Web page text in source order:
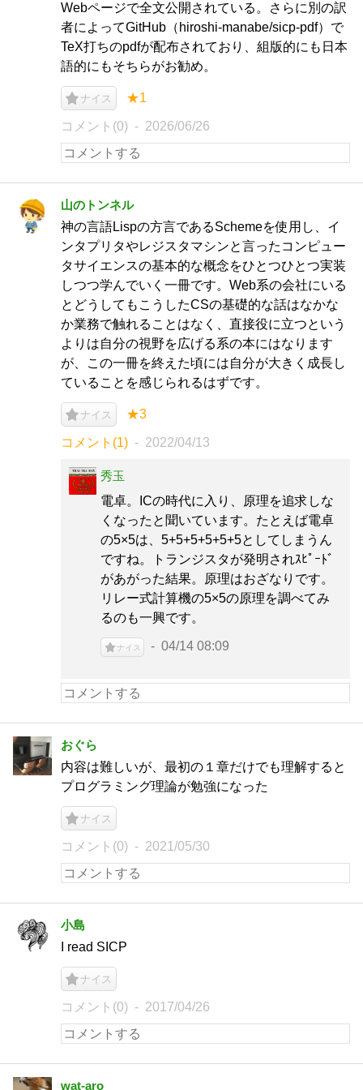
Webページで全文公開されている。さらに別の訳
者によってGitHub（hiroshi-manabe/sicp-pdf）で
TeX打ちのpdfが配布されており、組版的にも日本
語的にもそちらがお勧め。
ナイス ★1
コメント(0) 2026/06/26
山のトンネル
神の言語Lispの方言であるSchemeを使用し、イ
ンタプリタやレジスタマシンと言ったコンピュー
タサイエンスの基本的な概念をひとつひとつ実装
しつつ学んでいく一冊です。Web系の会社にいる
とどうしてもこうしたCSの基礎的な話はなかな
か業務で触れることはなく、直接役に立つという
よりは自分の視野を広げる系の本にはなります
が、この一冊を終えた頃には自分が大きく成長し
ていることを感じられるはずです。
ナイス ★3
コメント(1) 2022/04/13
秀玉
電卓。ICの時代に入り、原理を追求しな
くなったと聞いています。たとえば電卓
の5×5は、5+5+5+5+5+5としてしまうん
ですね。トランジスタが発明されｽﾋﾟｰﾄﾞ
があがった結果。原理はおざなりです。
リレー式計算機の5×5の原理を調べてみ
るのも一興です。
ナイス 04/14 08:09
おぐら
内容は難しいが、最初の１章だけでも理解すると
プログラミング理論が勉強になった
ナイス
コメント(0) 2021/05/30
小島
I read SICP
ナイス
コメント(0) 2017/04/26
wat-aro